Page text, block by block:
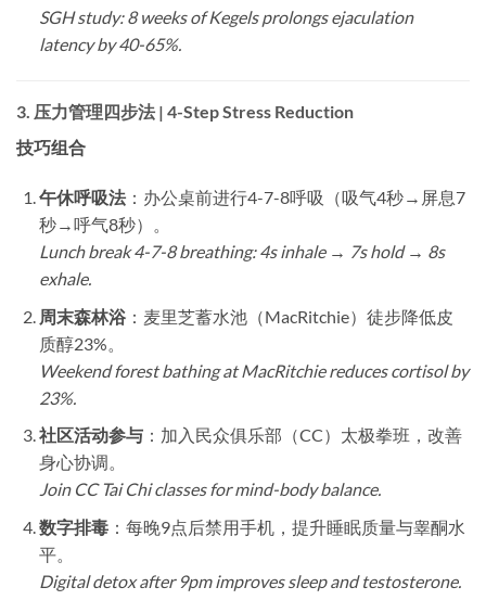
SGH study: 8 weeks of Kegels prolongs ejaculation
latency by 40-65%.
3. 压力管理四步法 | 4-Step Stress Reduction
技巧组合
午休呼吸法：办公桌前进行4-7-8呼吸（吸气4秒→屏息7
秒→呼气8秒）。
Lunch break 4-7-8 breathing: 4s inhale → 7s hold → 8s
exhale.
周末森林浴：麦里芝蓄水池（MacRitchie）徒步降低皮
质醇23%。
Weekend forest bathing at MacRitchie reduces cortisol by
23%.
社区活动参与：加入民众俱乐部（CC）太极拳班，改善
身心协调。
Join CC Tai Chi classes for mind-body balance.
数字排毒：每晚9点后禁用手机，提升睡眠质量与睾酮水
平。
Digital detox after 9pm improves sleep and testosterone.